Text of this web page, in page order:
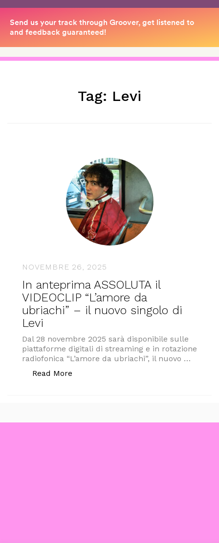
Tag: Levi
NOVEMBRE 26, 2025
In anteprima ASSOLUTA il
VIDEOCLIP “L’amore da
ubriachi” – il nuovo singolo di
Levi
Dal 28 novembre 2025 sarà disponibile sulle
piattaforme digitali di streaming e in rotazione
radiofonica “L’amore da ubriachi”, il nuovo …
Read More